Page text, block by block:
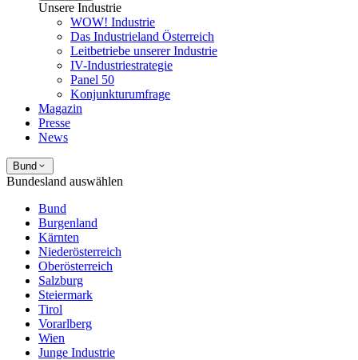
Unsere Industrie
WOW! Industrie
Das Industrieland Österreich
Leitbetriebe unserer Industrie
IV-Industriestrategie
Panel 50
Konjunkturumfrage
Magazin
Presse
News
Bund
Bundesland auswählen
Bund
Burgenland
Kärnten
Niederösterreich
Oberösterreich
Salzburg
Steiermark
Tirol
Vorarlberg
Wien
Junge Industrie